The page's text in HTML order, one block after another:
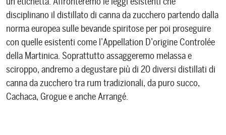
disciplinano il distillato di canna da zucchero partendo dalla
norma europea sulle bevande spiritose per poi proseguire
con quelle esistenti come l’Appellation D’origine Controlée
della Martinica. Soprattutto assaggeremo melassa e
sciroppo, andremo a degustare più di 20 diversi distillati di
canna da zucchero tra rum tradizionali, da puro succo,
Cachaca, Grogue e anche Arrangé.